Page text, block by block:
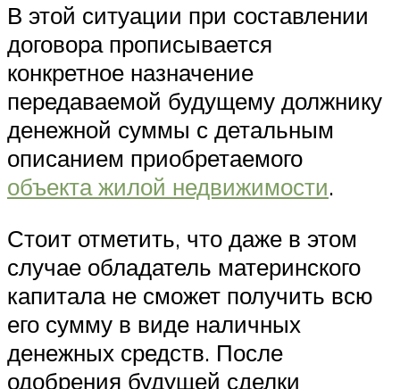
В этой ситуации при составлении
договора прописывается
конкретное назначение
передаваемой будущему должнику
денежной суммы с детальным
описанием приобретаемого
объекта жилой недвижимости.
Стоит отметить, что даже в этом
случае обладатель материнского
капитала не сможет получить всю
его сумму в виде наличных
денежных средств. После
одобрения будущей сделки